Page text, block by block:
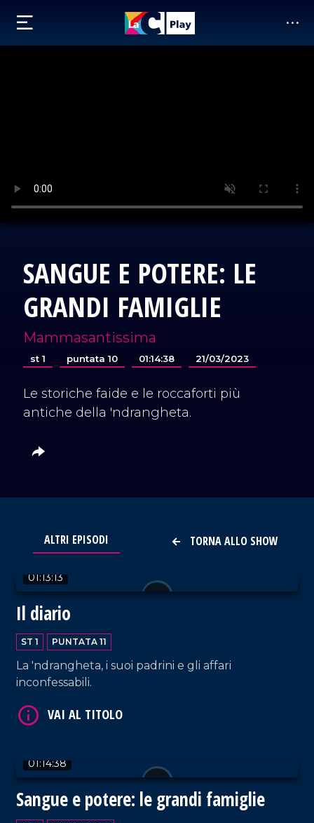
SANGUE E POTERE: LE
GRANDI FAMIGLIE
Mammasantissima
st 1 puntata 10 01:14:38 21/03/2023
Le storiche faide e le roccaforti più
antiche della 'ndrangheta.
TORNA ALLO SHOW
ALTRI EPISODI
01:13:13
Il diario
ST 1 PUNTATA 11
La 'ndrangheta, i suoi padrini e gli affari
inconfessabili.
VAI AL TITOLO
01:14:38
Sangue e potere: le grandi famiglie